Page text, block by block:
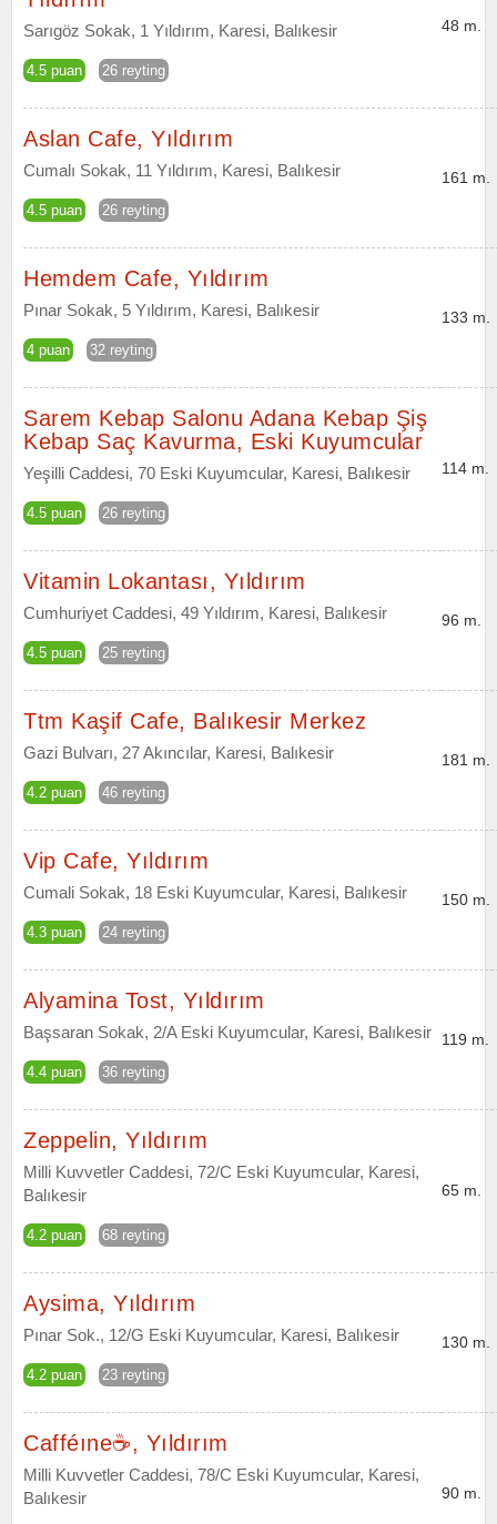
Sarıgöz Sokak, 1 Yıldırım, Karesi, Balıkesir
4.5 puan 26 reyting
48 m.
Aslan Cafe, Yıldırım
Cumalı Sokak, 11 Yıldırım, Karesi, Balıkesir
4.5 puan 26 reyting
161 m.
Hemdem Cafe, Yıldırım
Pınar Sokak, 5 Yıldırım, Karesi, Balıkesir
4 puan 32 reyting
133 m.
Sarem Kebap Salonu Adana Kebap Şiş
Kebap Saç Kavurma, Eski Kuyumcular
Yeşilli Caddesi, 70 Eski Kuyumcular, Karesi, Balıkesir
4.5 puan 26 reyting
114 m.
Vitamin Lokantası, Yıldırım
Cumhuriyet Caddesi, 49 Yıldırım, Karesi, Balıkesir
4.5 puan 25 reyting
96 m.
Ttm Kaşif Cafe, Balıkesir Merkez
Gazi Bulvarı, 27 Akıncılar, Karesi, Balıkesir
4.2 puan 46 reyting
181 m.
Vip Cafe, Yıldırım
Cumali Sokak, 18 Eski Kuyumcular, Karesi, Balıkesir
4.3 puan 24 reyting
150 m.
Alyamina Tost, Yıldırım
Başsaran Sokak, 2/A Eski Kuyumcular, Karesi, Balıkesir
4.4 puan 36 reyting
119 m.
Zeppelin, Yıldırım
Milli Kuvvetler Caddesi, 72/C Eski Kuyumcular, Karesi,
Balıkesir
4.2 puan 68 reyting
65 m.
Aysima, Yıldırım
Pınar Sok., 12/G Eski Kuyumcular, Karesi, Balıkesir
4.2 puan 23 reyting
130 m.
Cafféıne☕️, Yıldırım
Milli Kuvvetler Caddesi, 78/C Eski Kuyumcular, Karesi,
Balıkesir
90 m.